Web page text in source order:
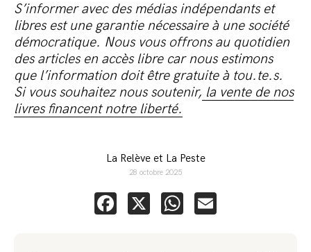
S’informer avec des médias indépendants et
libres est une garantie nécessaire à une société
démocratique. Nous vous offrons au quotidien
des articles en accès libre car nous estimons
que l’information doit être gratuite à tou.te.s.
Si vous souhaitez nous soutenir, la vente de nos
livres financent notre liberté.
La Relève et La Peste
28 octobre 2025
Facebook
X WhatsApp